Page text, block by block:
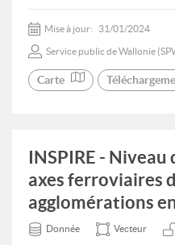
Mise à jour: 31/01/2024
Service public de Wallonie
Carte
INSPIRE -
axes ferroviaires
agglomérations
Donnée Vecteur